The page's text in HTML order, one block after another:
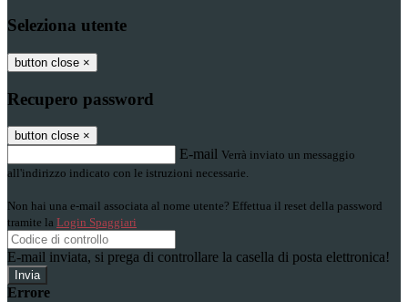
Seleziona utente
button close ×
Recupero password
button close ×
E-mail Verrà inviato un messaggio
all'indirizzo indicato con le istruzioni necessarie.
Non hai una e-mail associata al nome utente? Effettua il reset della password
tramite la Login Spaggiari
E-mail inviata, si prega di controllare la casella di posta elettronica!
Errore